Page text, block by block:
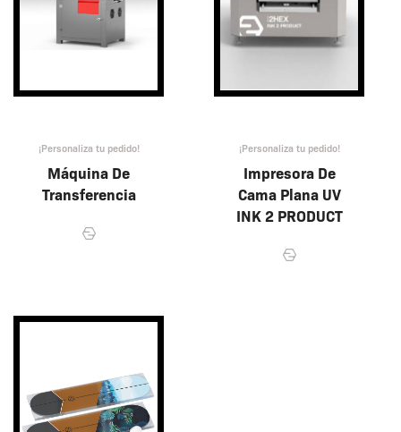
¡Personaliza tu pedido!
Máquina De
Transferencia
¡Personaliza tu pedido!
Impresora De
Cama Plana UV
INK 2 PRODUCT